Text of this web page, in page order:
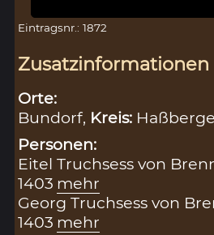
Eintragsnr.: 1872
Zusatzinformationen
Orte:
Bundorf, Kreis: Haßberge
Personen:
Eitel Truchsess von
1403 mehr
Georg Truchsess von
1403 mehr